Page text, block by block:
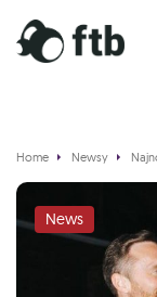
Home Newsy
News